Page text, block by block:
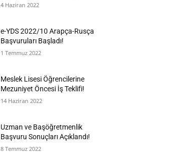
4 Haziran 2022
e-YDS 2022/10 Arapça-Rusça
Başvuruları Başladı!
1 Temmuz 2022
Meslek Lisesi Öğrencilerine
Mezuniyet Öncesi İş Teklifi!
14 Haziran 2022
Uzman ve Başöğretmenlik
Başvuru Sonuçları Açıklandı!
8 Temmuz 2022